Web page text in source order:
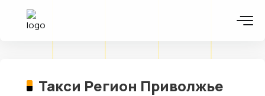
Такси Регион Приволжье